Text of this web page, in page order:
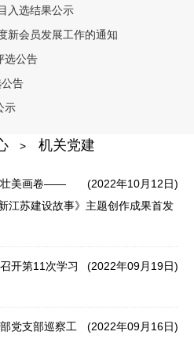
入选结果公示
新会员发展工作的通知
选公告
告
示
> 机关党建
(2022年10月12日)
壮美画卷——
江苏建设故事》主题创作成果首发
(2022年09月19日)
开第11次学习
(2022年09月16日)
党支部巡察工